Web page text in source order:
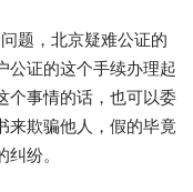
题，北京疑难公证的
公证的这个手续办理起
个事情的话，也可以委
来欺骗他人，假的毕竟
纷。